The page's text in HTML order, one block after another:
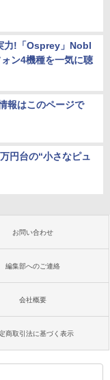
力!「Osprey」Nobl
ン4機種を一気に聴
報はこのページで
円台の“小さなピュ
お問い合わせ
編集部へのご連絡
会社概要
商取引法に基づく表示